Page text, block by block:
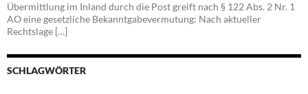
Übermittlung im Inland durch die Post greift nach § 122 Abs. 2 Nr. 1
AO eine gesetzliche Bekanntgabevermutung: Nach aktueller
Rechtslage […]
SCHLAGWÖRTER